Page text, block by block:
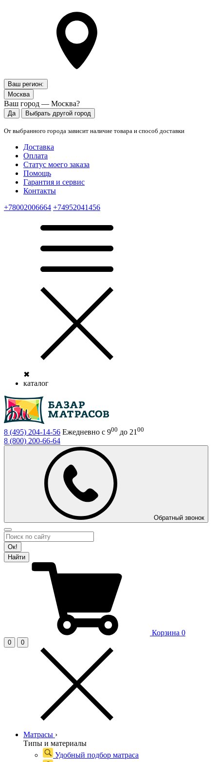
Ваш регион:
Москва
Ваш город — Москва?
Да Выбрать другой город
От выбранного города зависит наличие товара и способ доставки
Доставка
Оплата
Статус моего заказа
Помощь
Гарантия и сервис
Контакты
+78002006664 +74952041456
✖
каталог
8 (495) 204-14-56 Ежедневно с 900 до 21 00
8 (800) 200-66-64
Обратный звонок
Ок!
Найти
Корзина 0
0 0
Матрасы ›
Типы и материалы
Удобный подбор матраса